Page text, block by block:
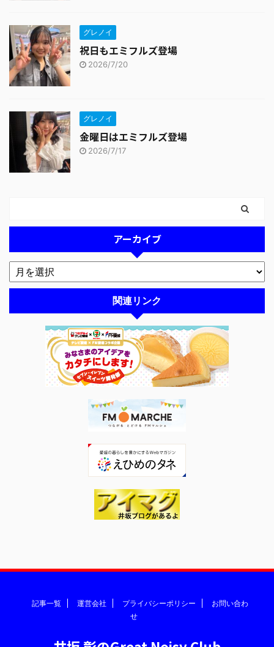
グレノイ
祝日もエミフルズ登場
2026/7/20
グレノイ
金曜日はエミフルズ登場
2026/7/17
アーカイブ
関連リンク
記事一覧 運営会社 プライバシーポリシー
お問い合わ
せ